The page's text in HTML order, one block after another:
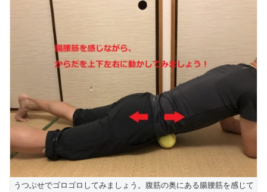
うつぶせでゴロゴロしてみましょう。腹筋の奥にある腸腰筋を感じて